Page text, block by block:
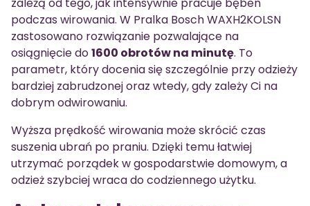
podczas wirowania. W Pralka Bosch WAXH2KOLSN
zastosowano rozwiązanie pozwalające na
osiągnięcie do1600 obrotów na minutę. To
parametr, który docenia się szczególnie przy odzieży
bardziej zabrudzonej oraz wtedy, gdy zależy Ci na
dobrym odwirowaniu.
Wyższa prędkość wirowania może skrócić czas
suszenia ubrań po praniu. Dzięki temu łatwiej
utrzymać porządek w gospodarstwie domowym, a
odzież szybciej wraca do codziennego użytku.